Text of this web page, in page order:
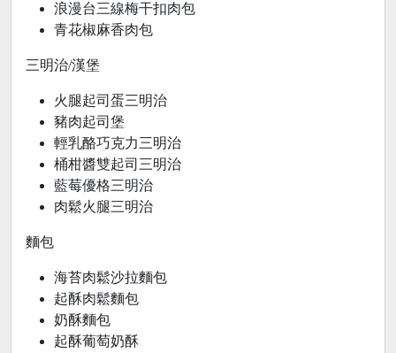
浪漫台三線梅干扣肉包
青花椒麻香肉包
三明治/漢堡
火腿起司蛋三明治
豬肉起司堡
輕乳酪巧克力三明治
桶柑醬雙起司三明治
藍莓優格三明治
肉鬆火腿三明治
麵包
海苔肉鬆沙拉麵包
起酥肉鬆麵包
奶酥麵包
起酥葡萄奶酥